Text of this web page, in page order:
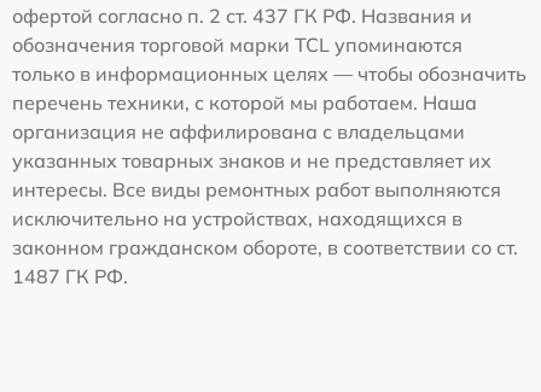
офертой согласно п. 2 ст. 437 ГК РФ. Названия и
обозначения торговой марки TCL упоминаются
только в информационных целях — чтобы обозначить
перечень техники, с которой мы работаем. Наша
организация не аффилирована с владельцами
указанных товарных знаков и не представляет их
интересы. Все виды ремонтных работ выполняются
исключительно на устройствах, находящихся в
законном гражданском обороте, в соответствии со ст.
1487 ГК РФ.